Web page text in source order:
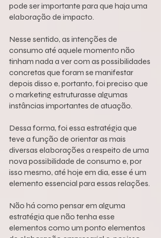
pode ser importante para que haja uma
elaboração de impacto.
Nesse sentido, as intenções de
consumo até aquele momento não
tinham nada a ver com as possibilidades
concretas que foram se manifestar
depois disso e, portanto, foi preciso que
o marketing estruturasse algumas
instâncias importantes de atuação.
Dessa forma, foi essa estratégia que
teve a função de orientar as mais
diversas elaborações a respeito de uma
nova possibilidade de consumo e, por
isso mesmo, até hoje em dia, esse é um
elemento essencial para essas relações.
Não há como pensar em alguma
estratégia que não tenha esse
elementos como um ponto elementos